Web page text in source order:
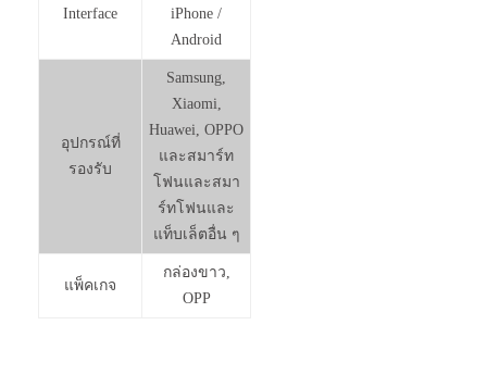
Interface
iPhone /
Android
อุปกรณ์ที่
รองรับ
Samsung,
Xiaomi,
Huawei, OPPO
และสมาร์ท
โฟนและสมา
ร์ทโฟนและ
แท็บเล็ตอื่น ๆ
แพ็คเกจ
กล่องขาว,
OPP